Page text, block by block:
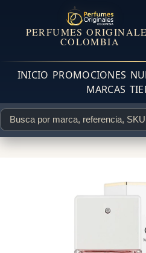
PERFUMES
COLOMBIA
INICIO PROMOCIONES
MARCAS